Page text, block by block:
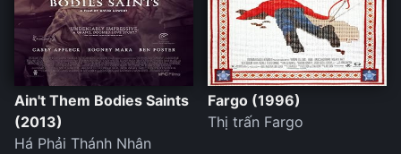
Ain't Them Bodies Saints
(2013)
Há Phải Thánh Nhân
Fargo (1996)
Thị trấn Fargo